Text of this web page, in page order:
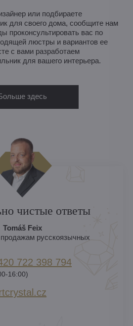
или подбираете
для своего дома, сообщите нам
проконсультировать вас по
люстры и вариантов ее
с вами разработаем
для вашего интерьера.
здесь
чистые ответы
Tomáš Feix
русскоязычных
722 398 794​
16:00)